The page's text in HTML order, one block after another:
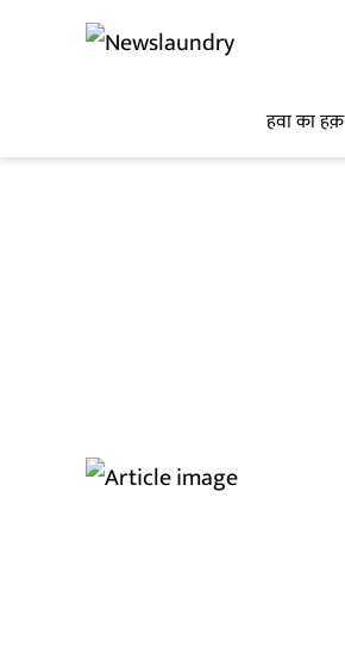
हवा का हक़